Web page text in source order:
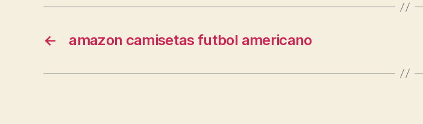
← amazon camisetas futbol americano